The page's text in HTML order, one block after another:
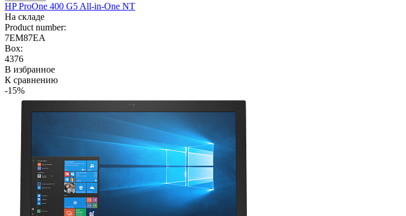
HP ProOne 400 G5 All-in-One NT
На складе
Product number:
7EM87EA
Box:
4376
В избранное
К сравнению
-15%